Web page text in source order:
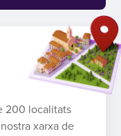
200 localitats
xarxa de